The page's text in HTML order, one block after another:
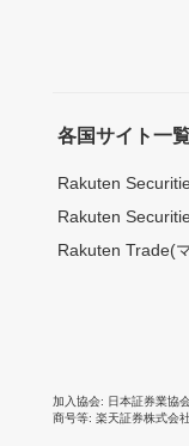
各国サイト一
Rakuten
Rakuten
Rakuten Trade(
加入協会 日本証券業協
商号等 楽天証券株式会